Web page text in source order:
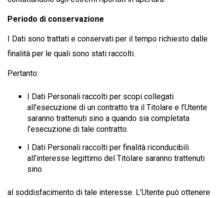
Periodo di conservazione
I Dati sono trattati e conservati per il tempo richiesto dalle
finalità per le quali sono stati raccolti.
Pertanto:
I Dati Personali raccolti per scopi collegati
all’esecuzione di un contratto tra il Titolare e l’Utente
saranno trattenuti sino a quando sia completata
l’esecuzione di tale contratto.
I Dati Personali raccolti per finalità riconducibili
all’interesse legittimo del Titolare saranno trattenuti
sino
al soddisfacimento di tale interesse. L’Utente può ottenere